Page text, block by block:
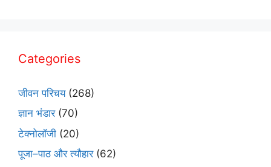
Categories
जीवन परिचय(268)
ज्ञान भंडार(70)
टेक्नोलॉजी (20)
पूजा–पाठ और त्यौहार(62)